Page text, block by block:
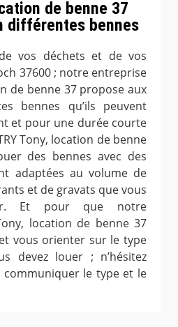
de benne 37
différentes bennes
vos déchets et de vos
37600 ; notre entreprise
de benne 37 propose aux
bennes qu’ils peuvent
et pour une durée courte
Tony, location de benne
des bennes avec des
adaptées au volume de
et de gravats que vous
Et pour que notre
location de benne 37
vous orienter sur le type
devez louer ; n’hésitez
le type et le